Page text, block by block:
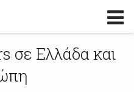
σε Ελλάδα και